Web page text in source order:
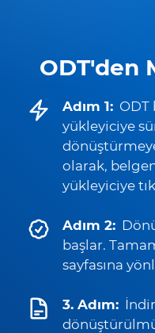
ODT'den
Adım 1: ODT
yükleyiciye
olarak,
yükleyiciye
Adım 2:
başlar.
sayfasına
3. Adım: